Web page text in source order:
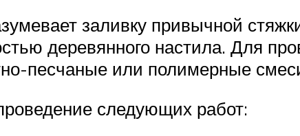
заливку привычной
деревянного настила. Для
песчаные или полимерные
следующих работ: